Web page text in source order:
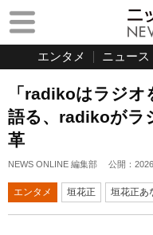
エンタメ ニュース
「radikoはラジ
語る、radikoがラ
革
NEWS ONLINE 編集部 公開：
エンタメ 垣花正 垣花正あ